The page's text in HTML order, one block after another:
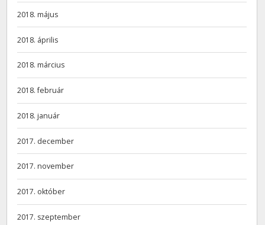
2018. május
2018. április
2018. március
2018. február
2018. január
2017. december
2017. november
2017. október
2017. szeptember